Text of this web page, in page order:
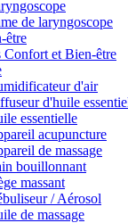
de laryngoscope
être
Confort et Bien-être
d'air
d'huile
essentielle
acupuncture
de massage
bouillonnant
massant
/ Aérosol
de massage